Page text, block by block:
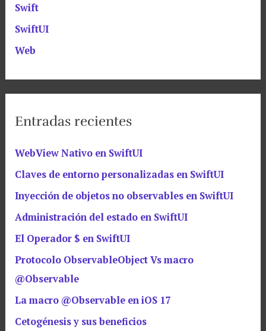
Swift
SwiftUI
Web
Entradas recientes
WebView Nativo en SwiftUI
Claves de entorno personalizadas en SwiftUI
Inyección de objetos no observables en SwiftUI
Administración del estado en SwiftUI
El Operador $ en SwiftUI
Protocolo ObservableObject Vs macro
@Observable
La macro @Observable en iOS 17
Cetogénesis y sus beneficios